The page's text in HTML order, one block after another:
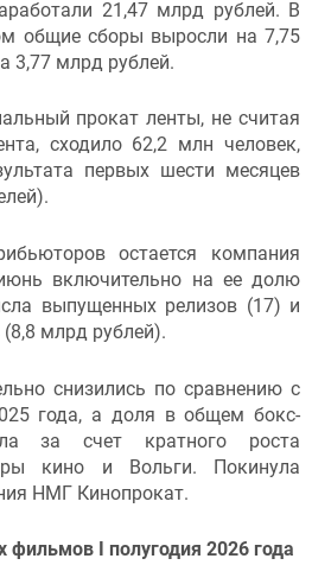
21,47 млрд рублей. В
общие сборы выросли на 7,75
3,77 млрд рублей.
прокат ленты, не считая
сходило 62,2 млн человек,
первых шести месяцев
остается компания
включительно на ее долю
выпущенных релизов (17) и
млрд рублей).
снизились по сравнению с
года, а доля в общем бокс-
за счет кратного роста
кино и Вольги. Покинула
НМГ Кинопрокат.
I полугодия 2026 года